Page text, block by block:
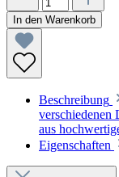
In den Warenkorb
Beschreibung
verschiedenen
aus
Eigenschaften